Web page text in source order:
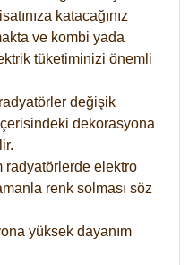
katacağınız
ve kombi yada
tüketiminizi önemli
değişik
dekorasyona
radyatörlerde elektro
renk solması söz
yüksek dayanım